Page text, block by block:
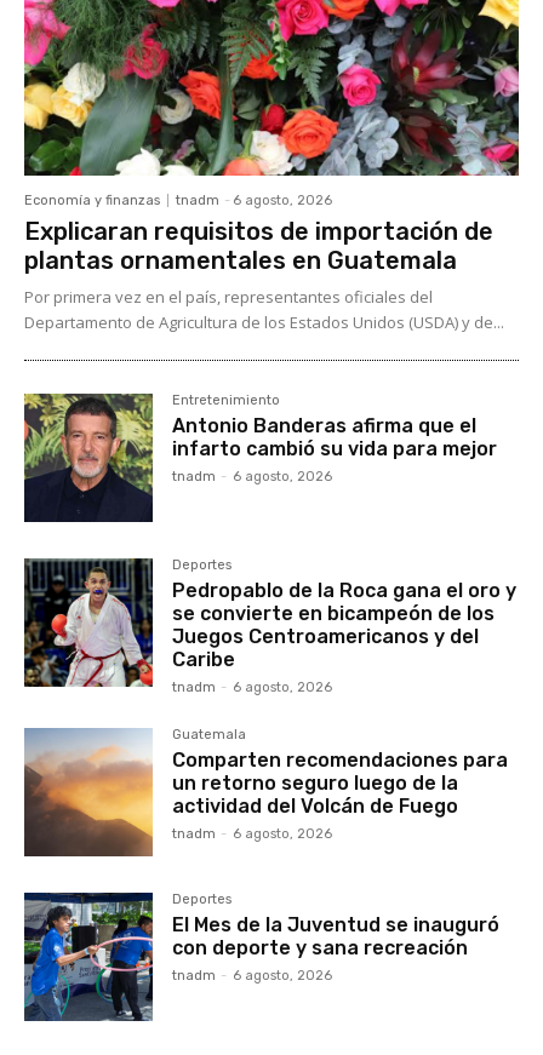
Economía y finanzas tnadm - 6 agosto, 2026
Explicaran requisitos de importación de
plantas ornamentales en Guatemala
Por primera vez en el país, representantes oficiales del
Departamento de Agricultura de los Estados Unidos (USDA) y de...
Entretenimiento
Antonio Banderas afirma que el
infarto cambió su vida para mejor
tnadm - 6 agosto, 2026
Deportes
Pedropablo de la Roca gana el oro y
se convierte en bicampeón de los
Juegos Centroamericanos y del
Caribe
tnadm - 6 agosto, 2026
Guatemala
Comparten recomendaciones para
un retorno seguro luego de la
actividad del Volcán de Fuego
tnadm - 6 agosto, 2026
Deportes
El Mes de la Juventud se inauguró
con deporte y sana recreación
tnadm - 6 agosto, 2026